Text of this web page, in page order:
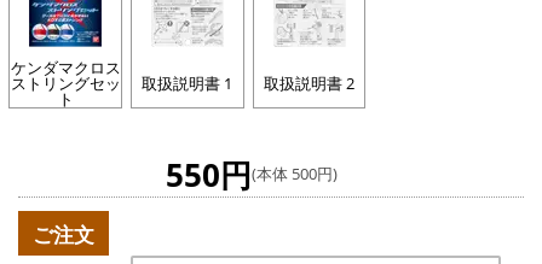
ケンダマクロス
ストリングセッ
ト
取扱説明書 1 取扱説明書 2
550円(本体 500円)
ご注文